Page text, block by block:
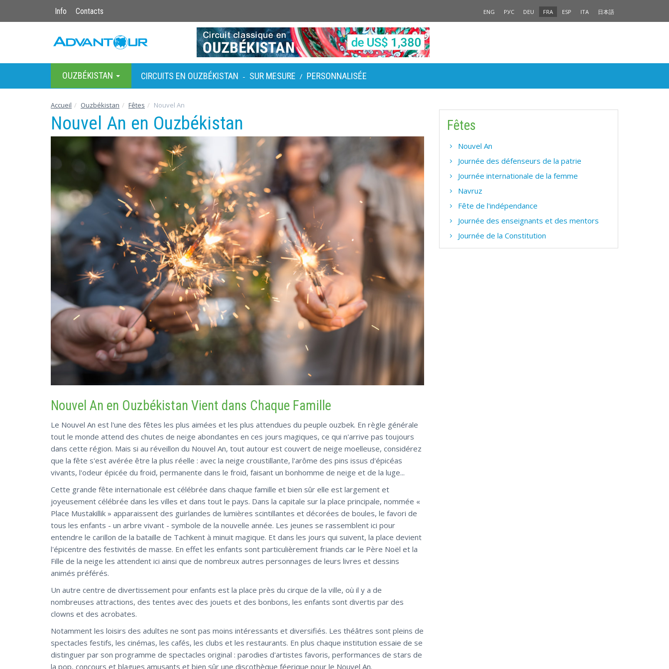
Info Contacts ENG РУС DEU FRA ESP ITA 日本語
OUZBÉKISTAN CIRCUITS EN OUZBÉKISTAN - SUR MESURE / PERSONNALISÉE
Accueil Ouzbékistan Fêtes Nouvel An
Nouvel An en Ouzbékistan
Nouvel An en Ouzbékistan Vient dans Chaque Famille
Le Nouvel An est l'une des fêtes les plus aimées et les plus attendues du peuple ouzbek. En règle générale
tout le monde attend des chutes de neige abondantes en ces jours magiques, ce qui n'arrive pas toujours
dans cette région. Mais si au réveillon du Nouvel An, tout autour est couvert de neige moelleuse, considérez
que la fête s'est avérée être la plus réelle : avec la neige croustillante, l'arôme des pins issus d'épicéas
vivants, l'odeur épicée du froid, permanente dans le froid, faisant un bonhomme de neige et de la luge...
Cette grande fête internationale est célébrée dans chaque famille et bien sûr elle est largement et
joyeusement célébrée dans les villes et dans tout le pays. Dans la capitale sur la place principale, nommée «
Place Mustakillik » apparaissent des guirlandes de lumières scintillantes et décorées de boules, le favori de
tous les enfants - un arbre vivant - symbole de la nouvelle année. Les jeunes se rassemblent ici pour
entendre le carillon de la bataille de Tachkent à minuit magique. Et dans les jours qui suivent, la place devient
l'épicentre des festivités de masse. En effet les enfants sont particulièrement friands car le Père Noël et la
Fille de la neige les attendent ici ainsi que de nombreux autres personnages de leurs livres et dessins
animés préférés.
Un autre centre de divertissement pour enfants est la place près du cirque de la ville, où il y a de
nombreuses attractions, des tentes avec des jouets et des bonbons, les enfants sont divertis par des
clowns et des acrobates.
Notamment les loisirs des adultes ne sont pas moins intéressants et diversifiés. Les théâtres sont pleins de
spectacles festifs, les cinémas, les cafés, les clubs et les restaurants. En plus chaque institution essaie de se
distinguer par son programme de spectacles original : parodies d'artistes favoris, performances de stars de
la pop, concours et blagues amusants et bien sûr une discothèque féerique pour le Nouvel An.
Fêtes
Nouvel An
Journée des défenseurs de la patrie
Journée internationale de la femme
Navruz
Fête de l'indépendance
Journée des enseignants et des mentors
Journée de la Constitution